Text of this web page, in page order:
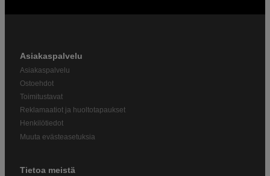
Asiakaspalvelu
Asiakaspalvelu
Ostoehdot
Toimitustavat
Reklamaatiot ja huoltotapaukset
Henkilötiedot
Muuta evästeasetuksia
Tietoa meistä